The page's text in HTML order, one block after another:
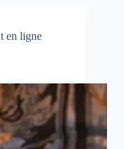
en ligne